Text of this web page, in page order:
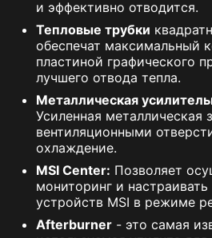
и эффективно отводится.
Тепловые трубки
обеспечат максимальный
пластиной графического
лучшего отвода тепла.
Металлическая
Усиленная металлическая
вентиляционными
охлаждение.
MSI Center: Позволяет
мониторинг и
устройств MSI в режиме
Afterburner - это самая